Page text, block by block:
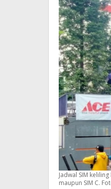
Jadwal SIM
maupun SIM C.